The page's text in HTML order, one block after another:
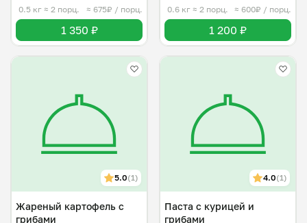
0.5 кг ≈ 2 порц. ≈ 675₽ / порц.
1 350 ₽
0.6 кг ≈ 2 порц. ≈ 600₽ / порц.
1 200 ₽
5.0(1)
Жареный картофель с
грибами
4.0(1)
Паста с курицей и
грибами